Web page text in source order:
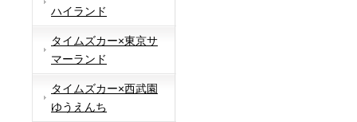
ハイランド
タイムズカー×東京サ
マーランド
タイムズカー×西武園
ゆうえんち